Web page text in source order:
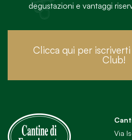
degustazioni e vantaggi
Clicca qui per
Club!
Via